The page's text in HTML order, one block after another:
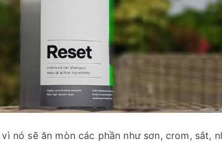
nó sẽ ăn mòn các phần như sơn, crom, sắt,